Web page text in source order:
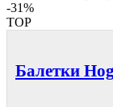
-31%
TOP
Балетки